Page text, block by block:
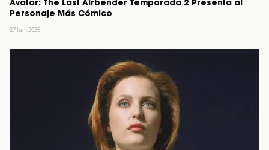
Avatar: The Last Airbender Temporada 2 Presenta al
Personaje Más Cómico
27 Jun, 2026